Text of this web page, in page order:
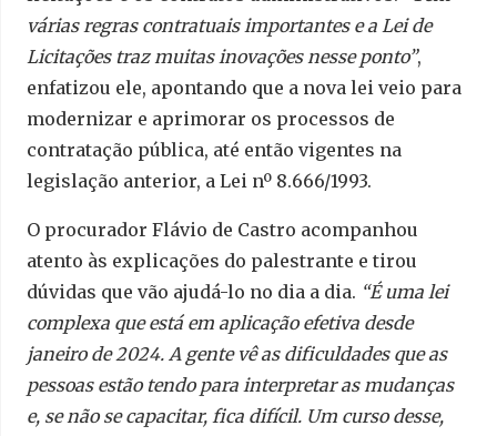
várias regras contratuais importantes e a Lei de
Licitações traz muitas inovações nesse ponto”,
enfatizou ele, apontando que a nova lei veio para
modernizar e aprimorar os processos de
contratação pública, até então vigentes na
legislação anterior, a Lei nº 8.666/1993.
O procurador Flávio de Castro acompanhou
atento às explicações do palestrante e tirou
dúvidas que vão ajudá-lo no dia a dia. “É uma lei
complexa que está em aplicação efetiva desde
janeiro de 2024. A gente vê as dificuldades que as
pessoas estão tendo para interpretar as mudanças
e, se não se capacitar, fica difícil. Um curso desse,